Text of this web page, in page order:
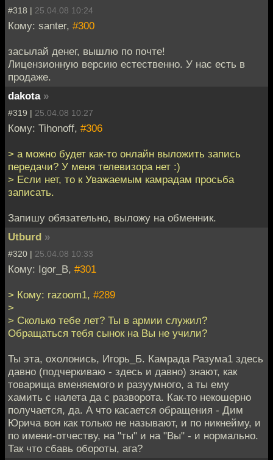
#318 | 25.04.08 10:24
Кому: santer, #300
засылай денег, вышлю по почте!
Лицензионную версию естественно. У нас есть в
продаже.
dakota »
#319 | 25.04.08 10:27
Кому: Tihonoff, #306
> а можно будет как-то онлайн выложить запись
передачи? У меня телевизора нет :)
> Если нет, то к Уважаемым камрадам просьба
записать.
Запишу обязательно, выложу на обменник.
Utburd »
#320 | 25.04.08 10:33
Кому: Igor_B, #301
> Кому: razoom1, #289
>
> Сколько тебе лет? Ты в армии служил?
Обращаться тебя сынок на Вы не учили?
Ты эта, охолонись, Игорь_Б. Камрада Разума1 здесь
давно (подчеркиваю - здесь и давно) знают, как
товарища вменяемого и разуумного, а ты ему
хамить с налета да с разворота. Как-то некошерно
получается, да. А что касается обращения - Дим
Юрича вон как только не называют, и по никнейму, и
по имени-отчеству, на "ты" и на "Вы" - и нормально.
Так что сбавь обороты, ага?